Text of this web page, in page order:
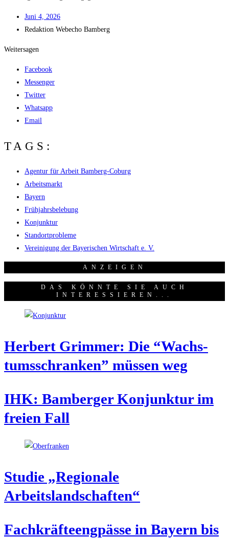
Juni 4, 2026
Redak­ti­on Web­echo Bamberg
Weitersagen
Facebook
Messenger
Twitter
Whatsapp
Email
TAGS:
Agentur für Arbeit Bamberg-Coburg
Arbeitsmarkt
Bayern
Frühjahrsbelebung
Konjunktur
Standortprobleme
Vereinigung der Bayerischen Wirtschaft e. V.
ANZEI­GEN
DAS KÖNNTE SIE AUCH
INTERESSIEREN...
Her­bert Grim­mer: Die “Wachs­
tums­schran­ken” müs­sen weg
IHK: Bam­ber­ger Kon­junk­tur im
frei­en Fall
Stu­die „Regio­na­le
Arbeitslandschaften“
Fach­kräf­te­eng­päs­se in Bay­ern bis